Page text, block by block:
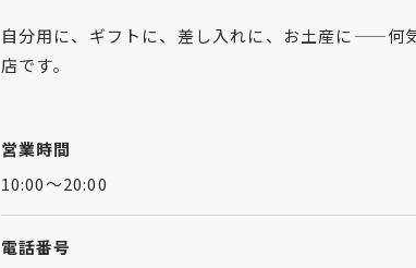
自分用に、ギフトに、差し入れに、お土産に——何
店です。
営業時間
10:00～20:00
電話番号